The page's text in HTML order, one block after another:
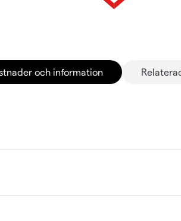
och information